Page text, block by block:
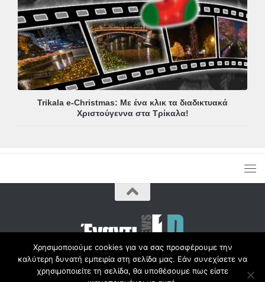
Trikala e-Christmas: Με ένα κλικ τα διαδικτυακά
Χριστούγεννα στα Τρίκαλα!
Copyright © Radio1d.gr 2012-2017 |
Χρησιμοποιούμε cookies για να σας προσφέρουμε την
καλύτερη δυνατή εμπειρία στη σελίδα μας. Εάν συνεχίσετε να
χρησιμοποιείτε τη σελίδα, θα υποθέσουμε πως είστε